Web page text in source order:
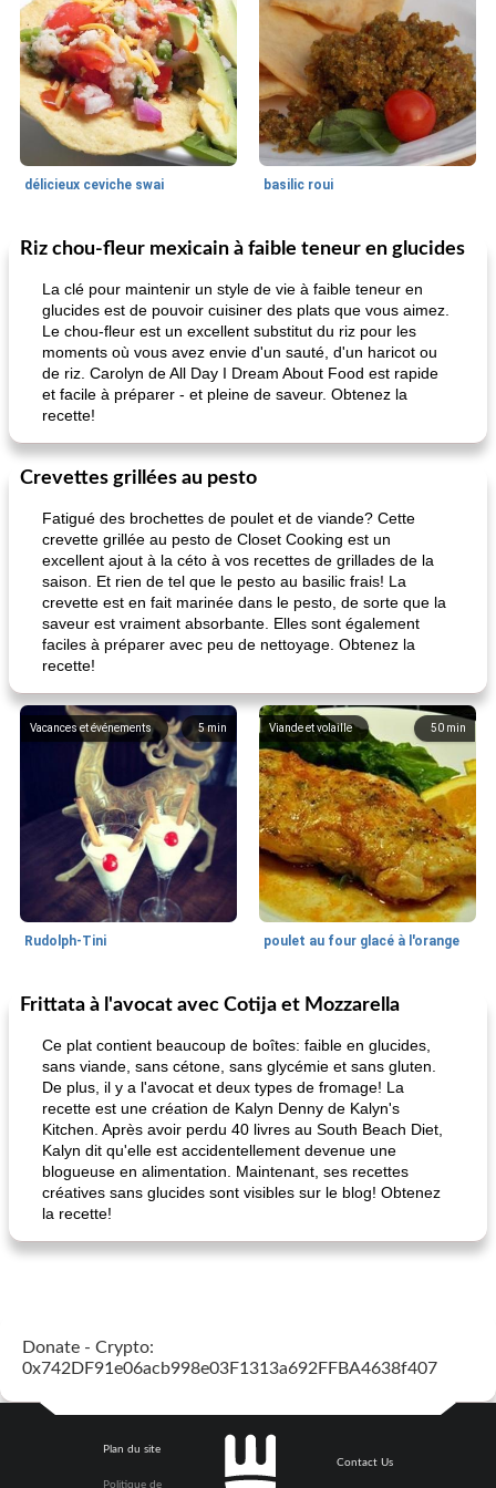
délicieux ceviche swai basilic roui
65min
Déjeuner / Snacks
pois chiches rôtis aux épices
30 min
amandes au cheddar rôti
Riz chou-fleur mexicain à faible teneur en glucides
La clé pour maintenir un style de vie à faible teneur en
glucides est de pouvoir cuisiner des plats que vous aimez.
Le chou-fleur est un excellent substitut du riz pour les
moments où vous avez envie d'un sauté, d'un haricot ou
de riz. Carolyn de All Day I Dream About Food est rapide
et facile à préparer - et pleine de saveur. Obtenez la
recette!
Crevettes grillées au pesto
Fatigué des brochettes de poulet et de viande? Cette
crevette grillée au pesto de Closet Cooking est un
excellent ajout à la céto à vos recettes de grillades de la
saison. Et rien de tel que le pesto au basilic frais! La
crevette est en fait marinée dans le pesto, de sorte que la
saveur est vraiment absorbante. Elles sont également
faciles à préparer avec peu de nettoyage. Obtenez la
recette!
5min
Vacances et événements
Rudolph-Tini
50 min
Viande et volaille
poulet au four glacé à l'orange
10min
Alimentation saine
pouding au chocolat maison
Vacances et événements
Frittata à l'avocat avec Cotija et Mozzarella
Ce plat contient beaucoup de boîtes: faible en glucides,
sans viande, sans cétone, sans glycémie et sans gluten.
De plus, il y a l'avocat et deux types de fromage! La
recette est une création de Kalyn Denny de Kalyn's
Kitchen. Après avoir perdu 40 livres au South Beach Diet,
Kalyn dit qu'elle est accidentellement devenue une
blogueuse en alimentation. Maintenant, ses recettes
créatives sans glucides sont visibles sur le blog! Obtenez
la recette!
Donate - Crypto:
0x742DF91e06acb998e03F1313a692FFBA4638f407
Plan du site
Politique de
Contact Us